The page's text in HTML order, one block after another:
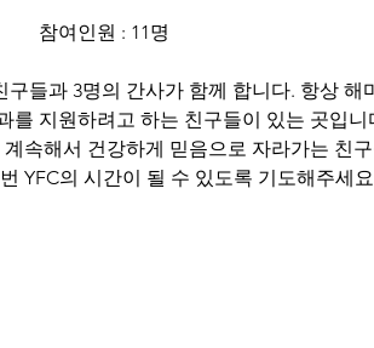
참여인원 : 11명
구들과 3명의 간사가 함께 합니다. 항상 해
를 지원하려고 하는 친구들이 있는 곳입니
속해서 건강하게 믿음으로 자라가는 친
YFC의 시간이 될 수 있도록 기도해주세